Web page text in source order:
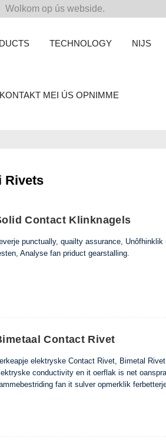
Wolkom op ús webside.
TECHNOLOGY NIJS
KONTAKT MEI ÚS OPNIMME
Rivets
Contact Klinknagels
punctually, quailty assurance,
Analyse fan priduct gearstalling.
Contact Rivet
elektryske Contact Rivet, Bimetal
conductivity en it oerflak is net
fan it sulver opmerklik